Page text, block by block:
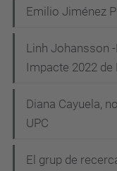
Emilio Jiménez
Linh Johansson
Impacte 2022
Diana Cayuela,
UPC
El grup de